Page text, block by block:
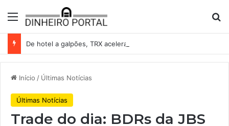
Menu
Início / Últimas Notícias
Últimas Notícias
Trade do dia: BDRs da JBS